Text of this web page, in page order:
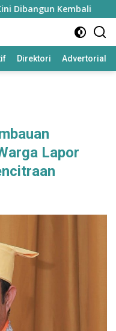
Kembali
Direktori Advertorial
Lapor